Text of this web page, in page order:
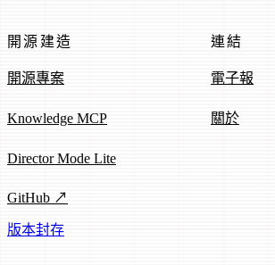
開源建造
開源專案
Knowledge MCP
Director Mode Lite
GitHub ↗
連結
電子報
關於
版本封存